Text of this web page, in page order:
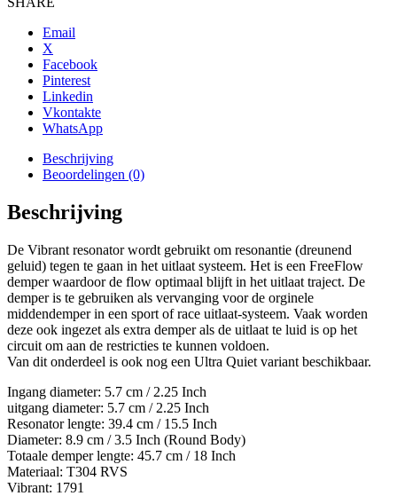
x
long
aantal
Email
X
Facebook
Pinterest
Linkedin
Vkontakte
WhatsApp
Beschrijving
Beoordelingen (0)
Beschrijving
De Vibrant resonator wordt gebruikt om resonantie (dreunend
geluid) tegen te gaan in het uitlaat systeem. Het is een FreeFlow
demper waardoor de flow optimaal blijft in het uitlaat traject. De
demper is te gebruiken als vervanging voor de orginele
middendemper in een sport of race uitlaat-systeem. Vaak worden
deze ook ingezet als extra demper als de uitlaat te luid is op het
circuit om aan de restricties te kunnen voldoen.
Van dit onderdeel is ook nog een Ultra Quiet variant beschikbaar.
Ingang diameter: 5.7 cm / 2.25 Inch
uitgang diameter: 5.7 cm / 2.25 Inch
Resonator lengte: 39.4 cm / 15.5 Inch
Diameter: 8.9 cm / 3.5 Inch (Round Body)
Totaale demper lengte: 45.7 cm / 18 Inch
Materiaal: T304 RVS
Vibrant: 1791